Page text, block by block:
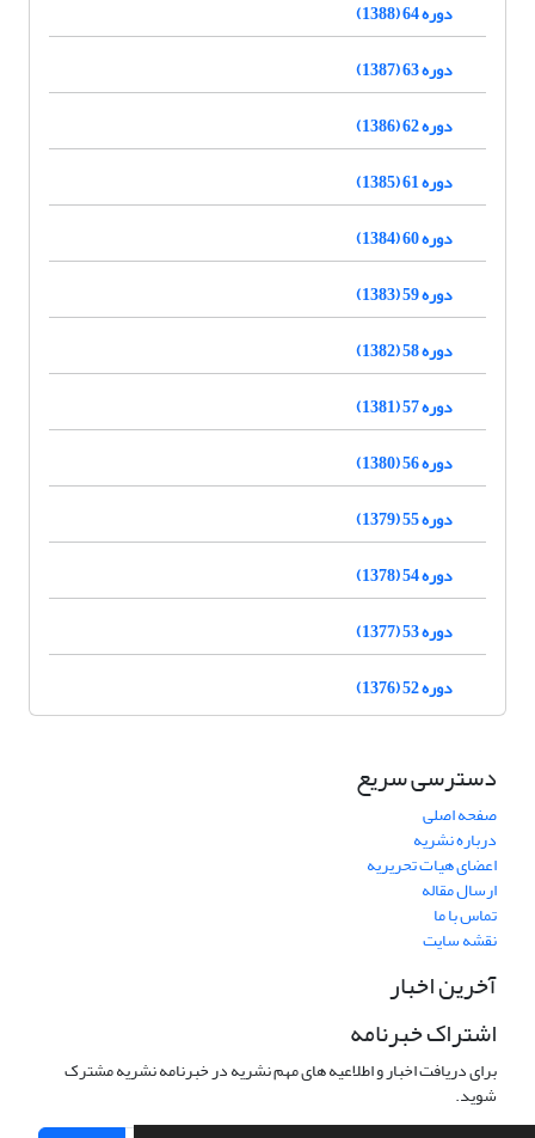
دوره 64 (1388)
دوره 63 (1387)
دوره 62 (1386)
دوره 61 (1385)
دوره 60 (1384)
دوره 59 (1383)
دوره 58 (1382)
دوره 57 (1381)
دوره 56 (1380)
دوره 55 (1379)
دوره 54 (1378)
دوره 53 (1377)
دوره 52 (1376)
دسترسی سریع
صفحه اصلی
درباره نشریه
اعضای هیات تحریریه
ارسال مقاله
تماس با ما
نقشه سایت
آخرین اخبار
اشتراک خبرنامه
برای دریافت اخبار و اطلاعیه های مهم نشریه در خبرنامه نشریه مشترک
شوید.